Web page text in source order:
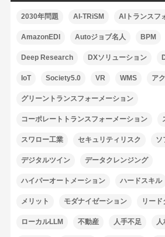
2030年問題 AI-TRiSM AIトランスフ
AmazonEDI Autoジョブ名人 BPM
Deep Research DXソリューション
IoT Society5.0 VR WMS ア
グリーントランスフォーメーション
コーポレートトランスフォーメーション
スワロー工業 セキュリティリスク ソ
デジタルツイン データクレンジング
ハイパーオートメーション ハードスキル
メリット モダナイゼーション リード
ローカルLLM 不動産 人手不足